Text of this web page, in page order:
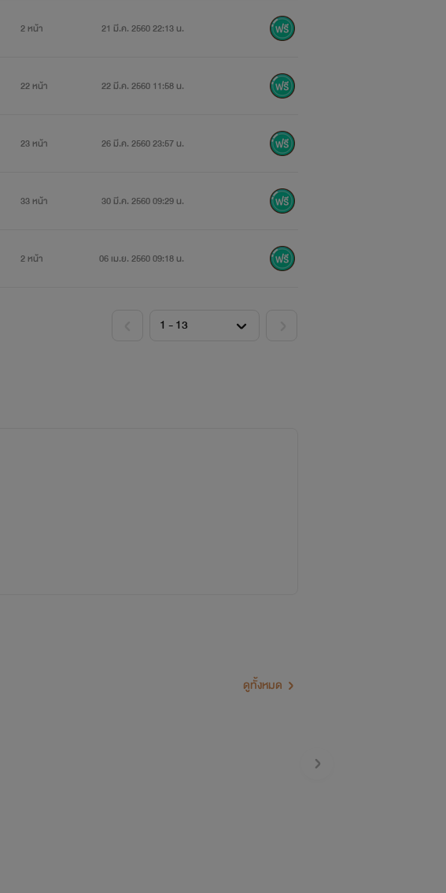
รคดีนี้
นยืดยาวมาจนถึงสามปี
2 หน้า 21 มี.ค. 2560 22:13 น.
22 หน้า 22 มี.ค. 2560 11:58 น.
23 หน้า 26 มี.ค. 2560 23:57 น.
33 หน้า 30 มี.ค. 2560 09:29 น.
2 หน้า 06 เม.ย. 2560 09:18 น.
ดูทั้งหมด